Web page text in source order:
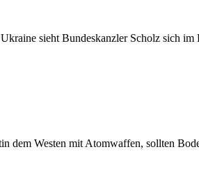
sieht Bundeskanzler Scholz sich
dem Westen mit Atomwaffen, sollten